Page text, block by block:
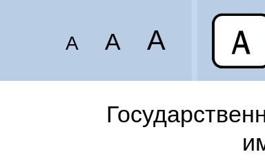
A A A